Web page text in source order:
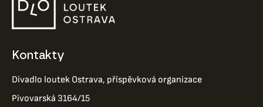
Kontakty
Divadlo loutek Ostrava, příspěvková organizace
Pivovarská 3164/15